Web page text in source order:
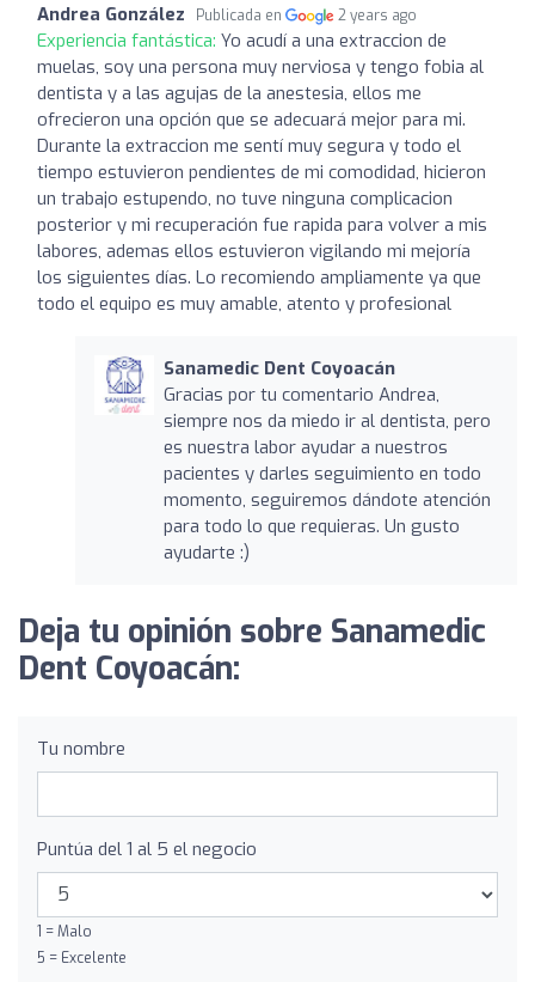
Andrea González Publicada en 2 years ago
Experiencia fantástica: Yo acudí a una extraccion de
muelas, soy una persona muy nerviosa y tengo fobia al
dentista y a las agujas de la anestesia, ellos me
ofrecieron una opción que se adecuará mejor para mi.
Durante la extraccion me sentí muy segura y todo el
tiempo estuvieron pendientes de mi comodidad, hicieron
un trabajo estupendo, no tuve ninguna complicacion
posterior y mi recuperación fue rapida para volver a mis
labores, ademas ellos estuvieron vigilando mi mejoría
los siguientes días. Lo recomiendo ampliamente ya que
todo el equipo es muy amable, atento y profesional
Sanamedic Dent Coyoacán
Gracias por tu comentario Andrea,
siempre nos da miedo ir al dentista, pero
es nuestra labor ayudar a nuestros
pacientes y darles seguimiento en todo
momento, seguiremos dándote atención
para todo lo que requieras. Un gusto
ayudarte :)
Deja tu opinión sobre Sanamedic
Dent Coyoacán:
Tu nombre
Puntúa del 1 al 5 el negocio
1 = Malo
5 = Excelente